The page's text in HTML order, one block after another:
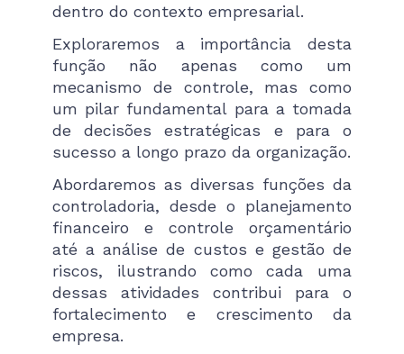
dentro do contexto empresarial.
Exploraremos a importância desta
função não apenas como um
mecanismo de controle, mas como
um pilar fundamental para a tomada
de decisões estratégicas e para o
sucesso a longo prazo da organização.
Abordaremos as diversas funções da
controladoria, desde o planejamento
financeiro e controle orçamentário
até a análise de custos e gestão de
riscos, ilustrando como cada uma
dessas atividades contribui para o
fortalecimento e crescimento da
empresa.